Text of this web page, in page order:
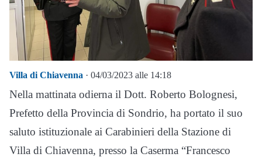
Villa di Chiavenna · 04/03/2023 alle 14:18
Nella mattinata odierna il Dott. Roberto Bolognesi,
Prefetto della Provincia di Sondrio, ha portato il suo
saluto istituzionale ai Carabinieri della Stazione di
Villa di Chiavenna, presso la Caserma “Francesco